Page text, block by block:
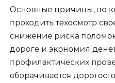
Основные причины, по
проходить техосмотр
снижение риска
дороге и экономия
профилактических
оборачивается